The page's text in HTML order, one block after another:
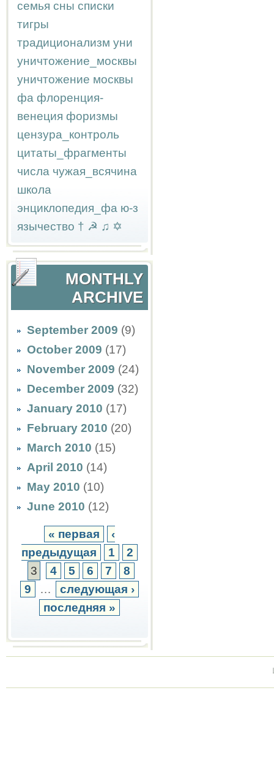
семья сны списки
тигры
традиционализм уни
уничтожение_москвы
уничтожение москвы
фа флоренция-
венеция форизмы
цензура_контроль
цитаты_фрагменты
числа чужая_всячина
школа
энциклопедия_фа ю-з
язычество † ☭ ♫ ✡
MONTHLY
ARCHIVE
September 2009 (9)
October 2009 (17)
November 2009 (24)
December 2009 (32)
January 2010 (17)
February 2010 (20)
March 2010 (15)
April 2010 (14)
May 2010 (10)
June 2010 (12)
« первая
‹
предыдущая
1
2
3
4 5 6 7
8
9
…
следующая ›
последняя »